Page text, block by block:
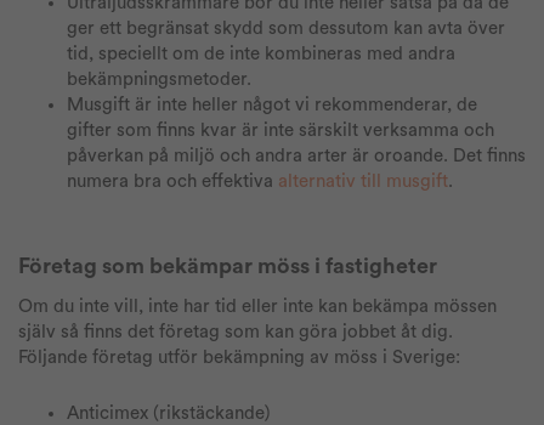
ger ett begränsat skydd som dessutom kan avta över
tid, speciellt om de inte kombineras med andra
bekämpningsmetoder.
Musgift är inte heller något vi rekommenderar, de
gifter som finns kvar är inte särskilt verksamma och
påverkan på miljö och andra arter är oroande. Det finns
numera bra och effektiva alternativ till musgift.
Företag som bekämpar möss i fastigheter
Om du inte vill, inte har tid eller inte kan bekämpa mössen
själv så finns det företag som kan göra jobbet åt dig.
Följande företag utför bekämpning av möss i Sverige:
Anticimex (rikstäckande)